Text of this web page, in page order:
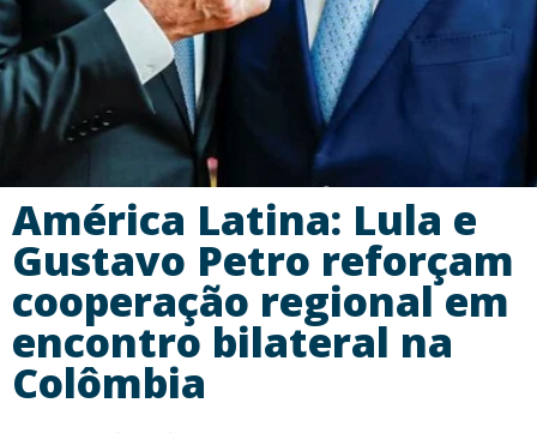
América Latina: Lula e
Gustavo Petro reforçam
cooperação regional em
encontro bilateral na
Colômbia